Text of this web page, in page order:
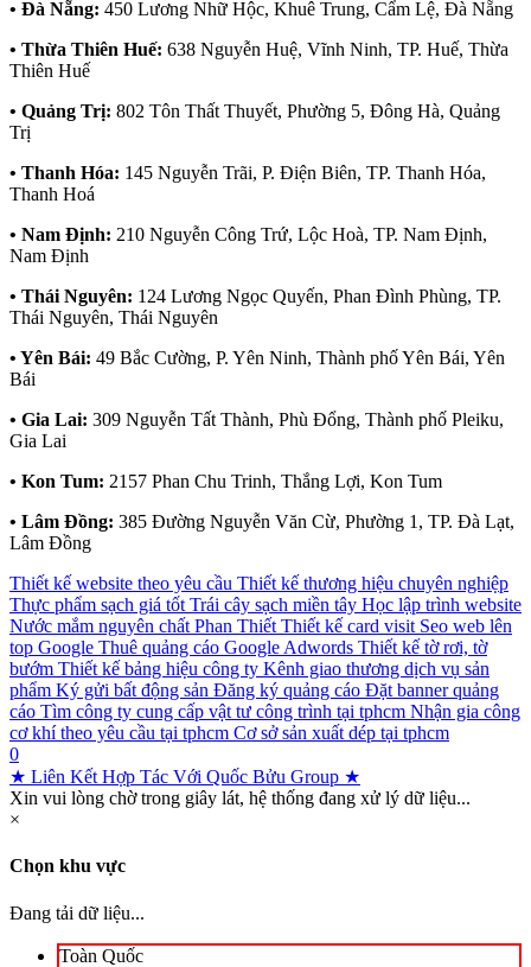
• Đà Nẵng: 450 Lương Nhữ Hộc, Khuê Trung, Cẩm Lệ, Đà Nẵng
• Thừa Thiên Huế: 638 Nguyễn Huệ, Vĩnh Ninh, TP. Huế, Thừa
Thiên Huế
• Quảng Trị: 802 Tôn Thất Thuyết, Phường 5, Đông Hà, Quảng
Trị
• Thanh Hóa: 145 Nguyễn Trãi, P. Điện Biên, TP. Thanh Hóa,
Thanh Hoá
• Nam Định: 210 Nguyễn Công Trứ, Lộc Hoà, TP. Nam Định,
Nam Định
• Thái Nguyên: 124 Lương Ngọc Quyến, Phan Đình Phùng, TP.
Thái Nguyên, Thái Nguyên
• Yên Bái: 49 Bắc Cường, P. Yên Ninh, Thành phố Yên Bái, Yên
Bái
• Gia Lai: 309 Nguyễn Tất Thành, Phù Đổng, Thành phố Pleiku,
Gia Lai
• Kon Tum: 2157 Phan Chu Trinh, Thắng Lợi, Kon Tum
• Lâm Đồng: 385 Đường Nguyễn Văn Cừ, Phường 1, TP. Đà Lạt,
Lâm Đồng
Thiết kế website theo yêu cầu Thiết kế thương hiệu chuyên nghiệp
Thực phẩm sạch giá tốt Trái cây sạch miền tây Học lập trình website
Nước mắm nguyên chất Phan Thiết Thiết kế card visit Seo web lên
top Google Thuê quảng cáo Google Adwords Thiết kế tờ rơi, tờ
bướm Thiết kế bảng hiệu công ty Kênh giao thương dịch vụ sản
phẩm Ký gửi bất động sản Đăng ký quảng cáo Đặt banner quảng
cáo Tìm công ty cung cấp vật tư công trình tại tphcm Nhận gia công
cơ khí theo yêu cầu tại tphcm Cơ sở sản xuất dép tại tphcm
0
★ Liên Kết Hợp Tác Với Quốc Bửu Group ★
Xin vui lòng chờ trong giây lát, hệ thống đang xử lý dữ liệu...
×
Chọn khu vực
Đang tải dữ liệu...
Toàn Quốc